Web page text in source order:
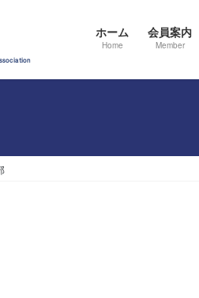
ホーム
Home
会員案内
Member